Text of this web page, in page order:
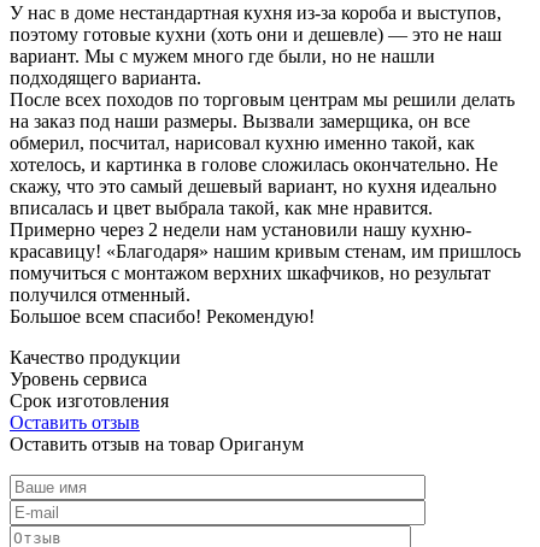
У нас в доме нестандартная кухня из-за короба и выступов,
поэтому готовые кухни (хоть они и дешевле) — это не наш
вариант. Мы с мужем много где были, но не нашли
подходящего варианта.
После всех походов по торговым центрам мы решили делать
на заказ под наши размеры. Вызвали замерщика, он все
обмерил, посчитал, нарисовал кухню именно такой, как
хотелось, и картинка в голове сложилась окончательно. Не
скажу, что это самый дешевый вариант, но кухня идеально
вписалась и цвет выбрала такой, как мне нравится.
Примерно через 2 недели нам установили нашу кухню-
красавицу! «Благодаря» нашим кривым стенам, им пришлось
помучиться с монтажом верхних шкафчиков, но результат
получился отменный.
Большое всем спасибо! Рекомендую!
Качество продукции
Уровень сервиса
Срок изготовления
Оставить отзыв
Оставить отзыв на товар Ориганум